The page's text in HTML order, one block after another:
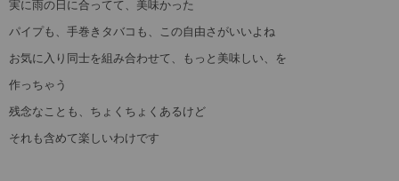
実に雨の日に合ってて、美味かった
パイプも、手巻きタバコも、この自由さがいいよね
お気に入り同士を組み合わせて、もっと美味しい、を
作っちゃう
残念なことも、ちょくちょくあるけど
それも含めて楽しいわけです